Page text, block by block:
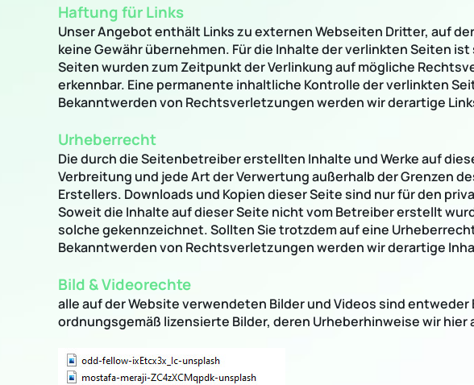
Haftung für Links
Unser Angebot enthält Links zu externen Webseiten Dritter, auf
keine Gewähr übernehmen. Für die Inhalte der verlinkten Seiten
Seiten wurden zum Zeitpunkt der Verlinkung auf mögliche
erkennbar. Eine permanente inhaltliche Kontrolle der verlinkten
Bekanntwerden von Rechtsverletzungen werden wir derartige
Urheberrecht
Die durch die Seitenbetreiber erstellten Inhalte und Werke auf
Verbreitung und jede Art der Verwertung außerhalb der Grenzen
Erstellers. Downloads und Kopien dieser Seite sind nur für den
Soweit die Inhalte auf dieser Seite nicht vom Betreiber erstellt
solche gekennzeichnet. Sollten Sie trotzdem auf eine
Bekanntwerden von Rechtsverletzungen werden wir derartige
Bild & Videorechte
alle auf der Website verwendeten Bilder und Videos sind
ordnungsgemäß lizensierte Bilder, deren Urheberhinweise wir hier